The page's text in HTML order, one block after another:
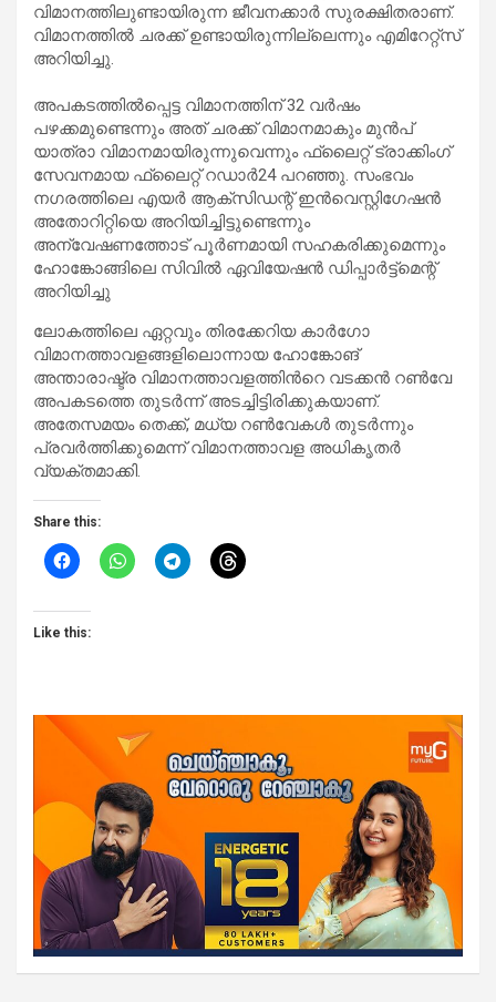
വിമാനത്തിലുണ്ടായിരുന്ന ജീവനക്കാർ സുരക്ഷിതരാണ്.
വിമാനത്തിൽ ചരക്ക് ഉണ്ടായിരുന്നില്ലെന്നും എമിറേറ്റ്‌സ്
അറിയിച്ചു.
അപകടത്തിൽപ്പെട്ട വിമാനത്തിന് 32 വർഷം
പഴക്കമുണ്ടെന്നും അത് ചരക്ക് വിമാനമാകും മുൻപ്
യാത്രാ വിമാനമായിരുന്നുവെന്നും ഫ്ലൈറ്റ് ട്രാക്കിംഗ്
സേവനമായ ഫ്ലൈറ്റ് റഡാർ24 പറഞ്ഞു. സംഭവം
നഗരത്തിലെ എയർ ആക്‌സിഡന്റ് ഇൻവെസ്റ്റിഗേഷൻ
അതോറിറ്റിയെ അറിയിച്ചിട്ടുണ്ടെന്നും
അന്വേഷണത്തോട് പൂർണമായി സഹകരിക്കുമെന്നും
ഹോങ്കോങ്ങിലെ സിവിൽ ഏവിയേഷൻ ഡിപ്പാർട്ട്‌മെന്റ്
അറിയിച്ചു
ലോകത്തിലെ ഏറ്റവും തിരക്കേറിയ കാർഗോ
വിമാനത്താവളങ്ങളിലൊന്നായ ഹോങ്കോങ്
അന്താരാഷ്ട്ര വിമാനത്താവളത്തിന്‍റെ വടക്കൻ റൺവേ
അപകടത്തെ തുടർന്ന് അടച്ചിട്ടിരിക്കുകയാണ്.
അതേസമയം തെക്ക്, മധ്യ റൺവേകൾ തുടർന്നും
പ്രവർത്തിക്കുമെന്ന് വിമാനത്താവള അധികൃതർ
വ്യക്തമാക്കി.
Share this:
Like this: